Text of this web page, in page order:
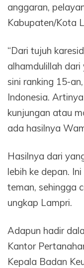
anggaran,
Kabupaten/Kota
“Dari tujuh
alhamdulillah
sini ranking 15-
Indonesia.
kunjungan atau
ada hasilnya
Hasilnya dari
lebih ke depan.
teman, sehingga
ungkap Lampri.
Adapun hadir
Kantor
Kepala Badan